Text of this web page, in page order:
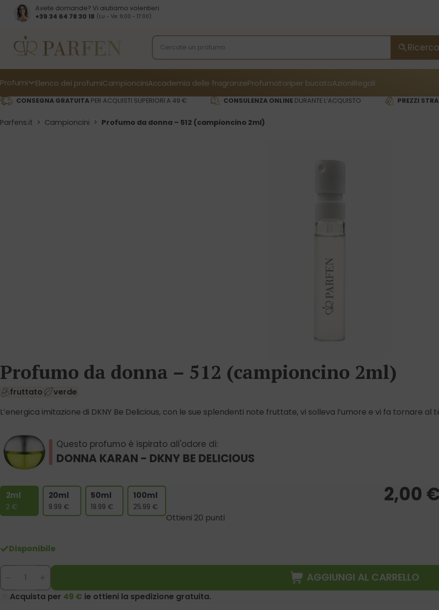
Avete domande? Vi aiutiamo volentieri
+39 34 64 78 30 18 (Lu - Ve: 9:00 - 17:00)
Ricerca
Profumi Elenco dei profumiCampionciniAccademia delle fragranzeProfumatoriper bucatoAzioniRegali
CONSEGNA GRATUITA PER ACQUISTI SUPERIORI A 49 € CONSULENZA ONLINEDURANTE L’ACQUISTO PREZZI
Parfens.it > Campioncini > Profumo da donna – 512 (campioncino 2ml)
Profumo da donna – 512 (campioncino 2ml)
fruttato
verde
L’energica imitazione di DKNY Be Delicious, con le sue splendenti note fruttate, vi solleva l’umore e vi fa tornare
Questo profumo è ispirato all'odore di:
DONNA KARAN - DKNY BE DELICIOUS
2ml
2 €
20ml
9.99 €
50ml
19.99 €
100ml
25.99 €
2,00
Ottieni 20 punti
Disponibile
AGGIUNGI AL CARRELLO
Acquista per 49 € ie ottieni la spedizione gratuita.